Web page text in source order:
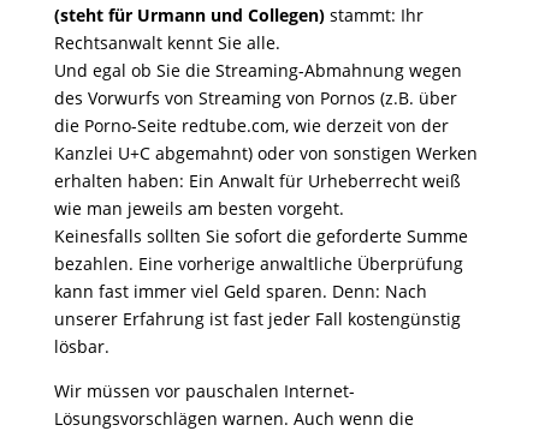
(steht für Urmann und Collegen) stammt: Ihr
Rechtsanwalt kennt Sie alle.
Und egal ob Sie die Streaming-Abmahnung wegen
des Vorwurfs von Streaming von Pornos (z.B. über
die Porno-Seite redtube.com, wie derzeit von der
Kanzlei U+C abgemahnt) oder von sonstigen Werken
erhalten haben: Ein Anwalt für Urheberrecht weiß
wie man jeweils am besten vorgeht.
Keinesfalls sollten Sie sofort die geforderte Summe
bezahlen. Eine vorherige anwaltliche Überprüfung
kann fast immer viel Geld sparen. Denn: Nach
unserer Erfahrung ist fast jeder Fall kostengünstig
lösbar.
Wir müssen vor pauschalen Internet-
Lösungsvorschlägen warnen. Auch wenn die